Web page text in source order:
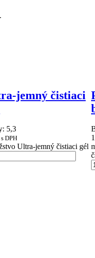
jemný čistiaci
5,3
s DPH
Ultra-jemný čistiaci gél